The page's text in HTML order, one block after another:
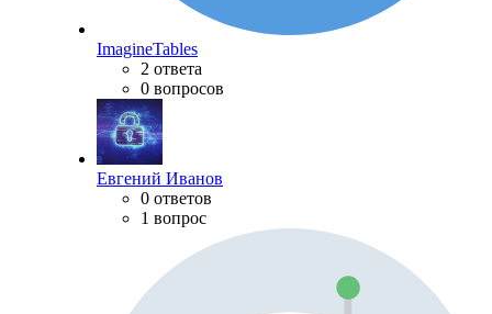
ImagineTables
2 ответа
0 вопросов
Евгений Иванов
0 ответов
1 вопрос